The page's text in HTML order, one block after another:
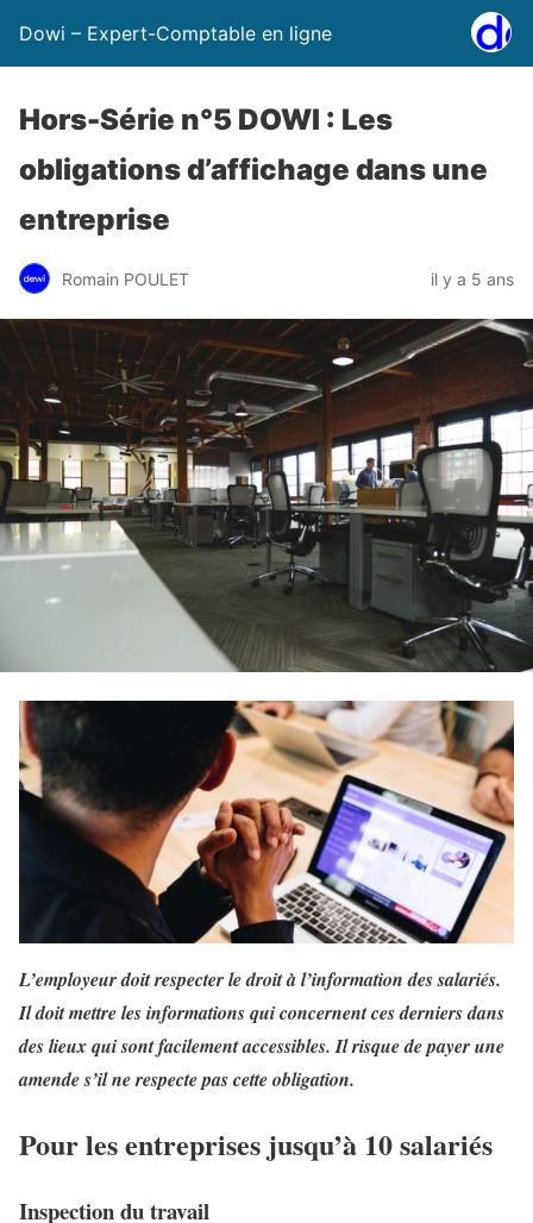
Dowi – Expert-Comptable en ligne
Hors-Série n°5 DOWI : Les
obligations d’affichage dans une
entreprise
Romain POULET il y a 5 ans
L’employeur doit respecter le droit à l’information des salariés.
Il doit mettre les informations qui concernent ces derniers dans
des lieux qui sont facilement accessibles. Il risque de payer une
amende s’il ne respecte pas cette obligation.
Pour les entreprises jusqu’à 10 salariés
Inspection du travail